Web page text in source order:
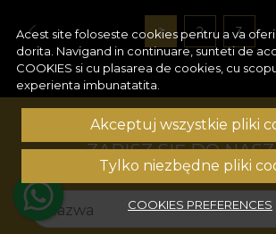
1 2 3
Acest site foloseste cookies pentru a va
dorita. Navigand in continuare, sunteti de
COOKIES si cu plasarea de cookies, cu
experienta imbunatatita.
Akceptuj wszystkie pliki
Tylko niezbędne pliki
COOKIES PREFERENCES
ZAPISZ SIĘ DO
NEWSLETTERA!
Nazwa